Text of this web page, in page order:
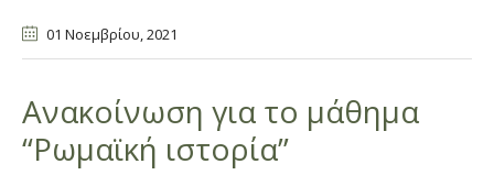
01 Νοεμβρίου, 2021
Ανακοίνωση για το μάθημα
“Ρωμαϊκή ιστορία”